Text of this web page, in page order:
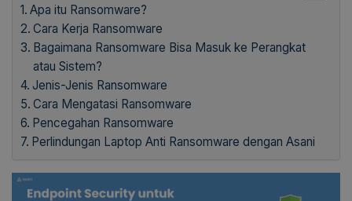
Apa itu Ransomware?
Cara Kerja Ransomware
Bagaimana Ransomware Bisa Masuk ke Perangkat
atau Sistem?
Jenis-Jenis Ransomware
Cara Mengatasi Ransomware
Pencegahan Ransomware
Perlindungan Laptop Anti Ransomware dengan Asani